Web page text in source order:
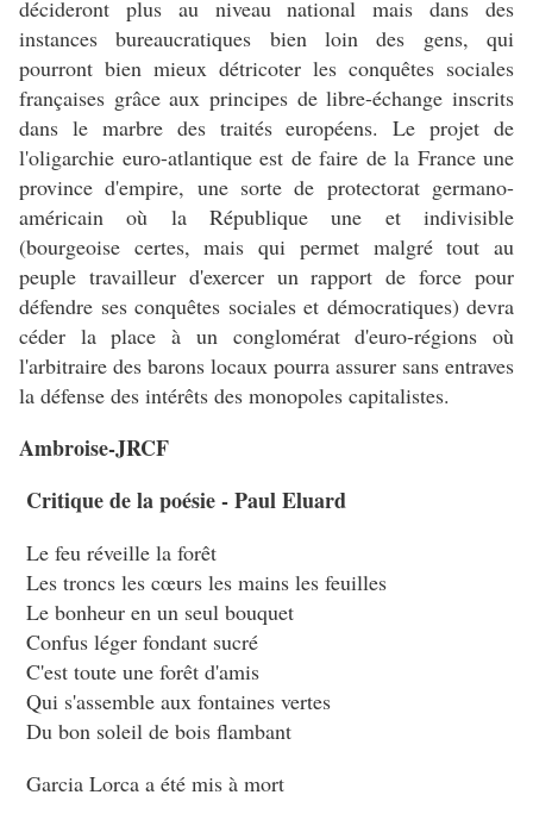
décideront plus au niveau national mais dans des
instances bureaucratiques bien loin des gens, qui
pourront bien mieux détricoter les conquêtes sociales
françaises grâce aux principes de libre-échange inscrits
dans le marbre des traités européens. Le projet de
l'oligarchie euro-atlantique est de faire de la France une
province d'empire, une sorte de protectorat germano-
américain où la République une et indivisible
(bourgeoise certes, mais qui permet malgré tout au
peuple travailleur d'exercer un rapport de force pour
défendre ses conquêtes sociales et démocratiques) devra
céder la place à un conglomérat d'euro-régions où
l'arbitraire des barons locaux pourra assurer sans entraves
la défense des intérêts des monopoles capitalistes.
Ambroise-JRCF
Critique de la poésie - Paul Eluard
Le feu réveille la forêt
Les troncs les cœurs les mains les feuilles
Le bonheur en un seul bouquet
Confus léger fondant sucré
C'est toute une forêt d'amis
Qui s'assemble aux fontaines vertes
Du bon soleil de bois flambant
Garcia Lorca a été mis à mort